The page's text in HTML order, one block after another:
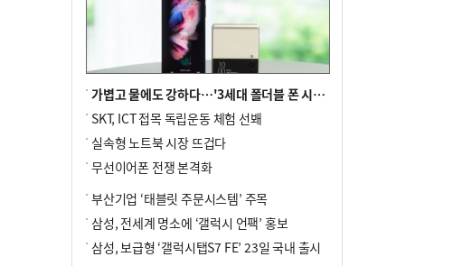
가볍고 물에도 강하다…'3세대 폴더블 폰 시대' 활짝
SKT, ICT 접목 독립운동 체험 선봬
실속형 노트북 시장 뜨겁다
무선이어폰 전쟁 본격화
부산기업 ‘태블릿 주문시스템’ 주목
삼성, 전세계 명소에 ‘갤럭시 언팩’ 홍보
삼성, 보급형 ‘갤럭시탭S7 FE’ 23일 국내 출시